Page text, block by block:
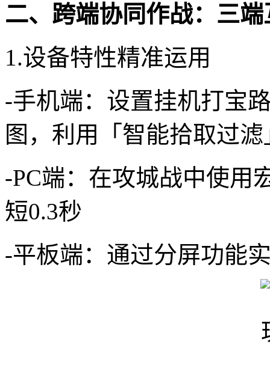
二、跨端协同作战：三
1.设备特性精准运用
-手机端：设置挂机打宝
图，利用「智能拾取过
-PC端：在攻城战中使用
短0.3秒
-平板端：通过分屏功能